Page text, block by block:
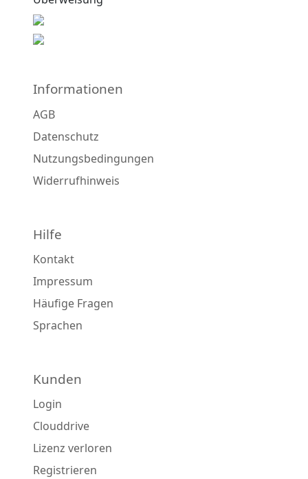
Informationen
AGB
Datenschutz
Nutzungsbedingungen
Widerrufhinweis
Hilfe
Kontakt
Impressum
Häufige Fragen
Sprachen
Kunden
Login
Clouddrive
Lizenz verloren
Registrieren